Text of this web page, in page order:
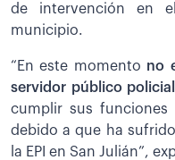
de intervención en
municipio.
“En este momento no
servidor público
cumplir sus funciones
debido a que ha
la EPI en San Julián”,